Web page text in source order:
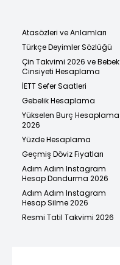
Atasözleri ve Anlamları
Türkçe Deyimler Sözlüğü
Çin Takvimi 2026 ve Bebek
Cinsiyeti Hesaplama
İETT Sefer Saatleri
Gebelik Hesaplama
Yükselen Burç Hesaplama
2026
Yüzde Hesaplama
Geçmiş Döviz Fiyatları
Adım Adım Instagram
Hesap Dondurma 2026
Adım Adım Instagram
Hesap Silme 2026
Resmi Tatil Takvimi 2026